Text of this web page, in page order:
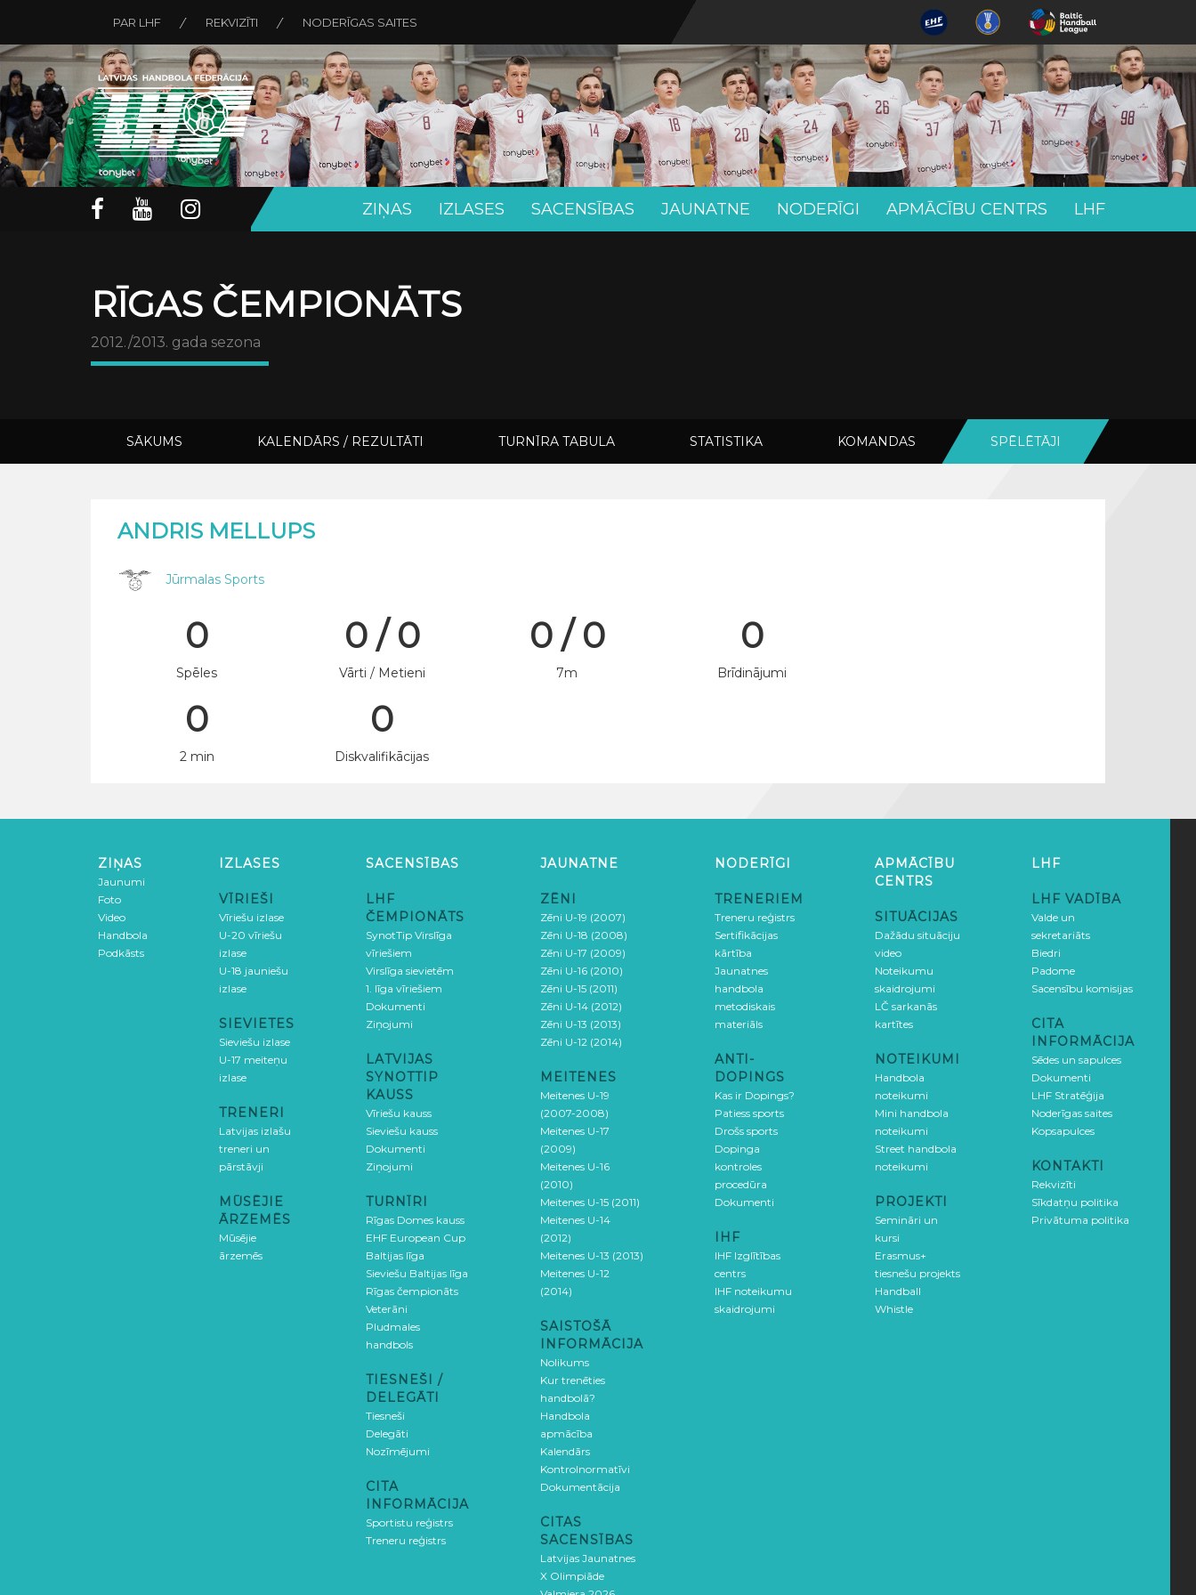
PAR LHF REKVIZĪTI NODERĪGAS SAITES
ZIŅAS IZLASES SACENSĪBAS JAUNATNE NODERĪGI APMĀCĪBU CENTRS LHF
RĪGAS ČEMPIONĀTS
2012./2013. gada sezona
SĀKUMS KALENDĀRS / REZULTĀTI TURNĪRA TABULA STATISTIKA KOMANDAS SPĒLĒTĀJI
ANDRIS MELLUPS
Jūrmalas Sports
0
Spēles
0 / 0
Vārti / Metieni
0 / 0
7m
0
Brīdinājumi
0
2 min
0
Diskvalifikācijas
ZIŅAS
Jaunumi
Foto
Video
Handbola
Podkāsts
IZLASES
VĪRIEŠI
Vīriešu izlase
U-20 vīriešu
izlase
U-18 jauniešu
izlase
SIEVIETES
Sieviešu izlase
U-17 meiteņu
izlase
TRENERI
Latvijas izlašu
treneri un
pārstāvji
MŪSĒJIE
ĀRZEMĒS
Mūsējie
ārzemēs
SACENSĪBAS
LHF
ČEMPIONĀTS
SynotTip Virslīga
vīriešiem
Virslīga sievietēm
1. līga vīriešiem
Dokumenti
Ziņojumi
LATVIJAS
SYNOTTIP
KAUSS
Vīriešu kauss
Sieviešu kauss
Dokumenti
Ziņojumi
TURNĪRI
Rīgas Domes kauss
EHF European Cup
Baltijas līga
Sieviešu Baltijas līga
Rīgas čempionāts
Veterāni
Pludmales
handbols
TIESNEŠI /
DELEGĀTI
Tiesneši
Delegāti
Nozīmējumi
CITA
INFORMĀCIJA
Sportistu reģistrs
Treneru reģistrs
JAUNATNE
ZĒNI
Zēni U-19 (2007)
Zēni U-18 (2008)
Zēni U-17 (2009)
Zēni U-16 (2010)
Zēni U-15 (2011)
Zēni U-14 (2012)
Zēni U-13 (2013)
Zēni U-12 (2014)
MEITENES
Meitenes U-19
(2007-2008)
Meitenes U-17
(2009)
Meitenes U-16
(2010)
Meitenes U-15 (2011)
Meitenes U-14
(2012)
Meitenes U-13 (2013)
Meitenes U-12
(2014)
SAISTOŠĀ
INFORMĀCIJA
Nolikums
Kur trenēties
handbolā?
Handbola
apmācība
Kalendārs
Kontrolnormatīvi
Dokumentācija
CITAS
SACENSĪBAS
Latvijas Jaunatnes
X Olimpiāde
NODERĪGI
TRENERIEM
Treneru reģistrs
Sertifikācijas
kārtība
Jaunatnes
handbola
metodiskais
materiāls
ANTI-
DOPINGS
Kas ir Dopings?
Patiess sports
Drošs sports
Dopinga
kontroles
procedūra
Dokumenti
IHF
IHF Izglītības
centrs
IHF noteikumu
skaidrojumi
APMĀCĪBU
CENTRS
SITUĀCIJAS
Dažādu situāciju
video
Noteikumu
skaidrojumi
LČ sarkanās
kartītes
NOTEIKUMI
Handbola
noteikumi
Mini handbola
noteikumi
Street handbola
noteikumi
PROJEKTI
Semināri un
kursi
Erasmus+
tiesnešu projekts
Handball
Whistle
LHF
LHF VADĪBA
Valde un
sekretariāts
Biedri
Padome
Sacensību komisijas
CITA
INFORMĀCIJA
Sēdes un sapulces
Dokumenti
LHF Stratēģija
Noderīgas saites
Kopsapulces
KONTAKTI
Rekvizīti
Sīkdatņu politika
Privātuma politika